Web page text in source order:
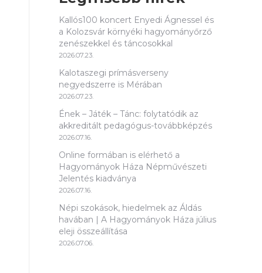
Kallós100 koncert Enyedi Ágnessel és
a Kolozsvár környéki hagyományőrző
zenészekkel és táncosokkal
2026.07.23.
Kalotaszegi prímásverseny
negyedszerre is Mérában
2026.07.23.
Ének – Játék – Tánc: folytatódik az
akkreditált pedagógus-továbbképzés
2026.07.16.
Online formában is elérhető a
Hagyományok Háza Népművészeti
Jelentés kiadványa
2026.07.16.
Népi szokások, hiedelmek az Áldás
havában | A Hagyományok Háza július
eleji összeállítása
2026.07.06.